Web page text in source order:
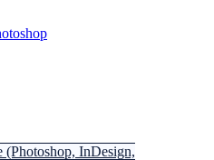
(Photoshop, InDesign,